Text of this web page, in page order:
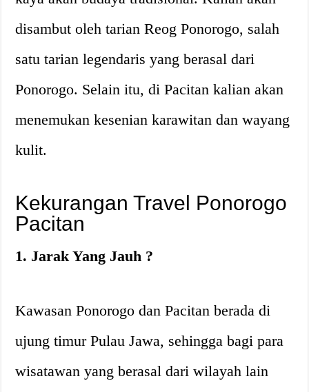
disambut oleh tarian Reog Ponorogo, salah
satu tarian legendaris yang berasal dari
Ponorogo. Selain itu, di Pacitan kalian akan
menemukan kesenian karawitan dan wayang
kulit.
Kekurangan Travel Ponorogo
Pacitan
1. Jarak Yang Jauh ?
Kawasan Ponorogo dan Pacitan berada di
ujung timur Pulau Jawa, sehingga bagi para
wisatawan yang berasal dari wilayah lain